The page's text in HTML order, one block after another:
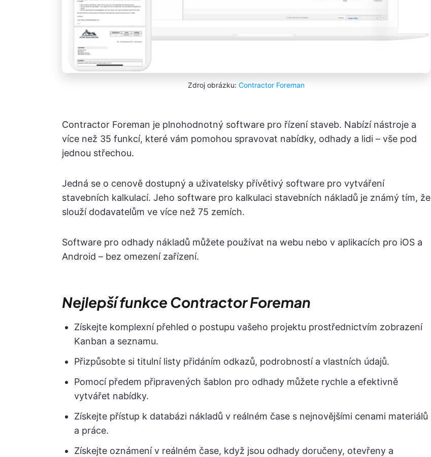
Zdroj obrázku: Contractor Foreman
Contractor Foreman je plnohodnotný software pro řízení staveb. Nabízí nástroje a
více než 35 funkcí, které vám pomohou spravovat nabídky, odhady a lidi – vše pod
jednou střechou.
Jedná se o cenově dostupný a uživatelsky přívětivý software pro vytváření
stavebních kalkulací. Jeho software pro kalkulaci stavebních nákladů je známý tím, že
slouží dodavatelům ve více než 75 zemích.
Software pro odhady nákladů můžete používat na webu nebo v aplikacích pro iOS a
Android – bez omezení zařízení.
Nejlepší funkce Contractor Foreman
Získejte komplexní přehled o postupu vašeho projektu prostřednictvím zobrazení
Kanban a seznamu.
Přizpůsobte si titulní listy přidáním odkazů, podrobností a vlastních údajů.
Pomocí předem připravených šablon pro odhady můžete rychle a efektivně
vytvářet nabídky.
Získejte přístup k databázi nákladů v reálném čase s nejnovějšími cenami materiálů
a práce.
Získejte oznámení v reálném čase, když jsou odhady doručeny, otevřeny a